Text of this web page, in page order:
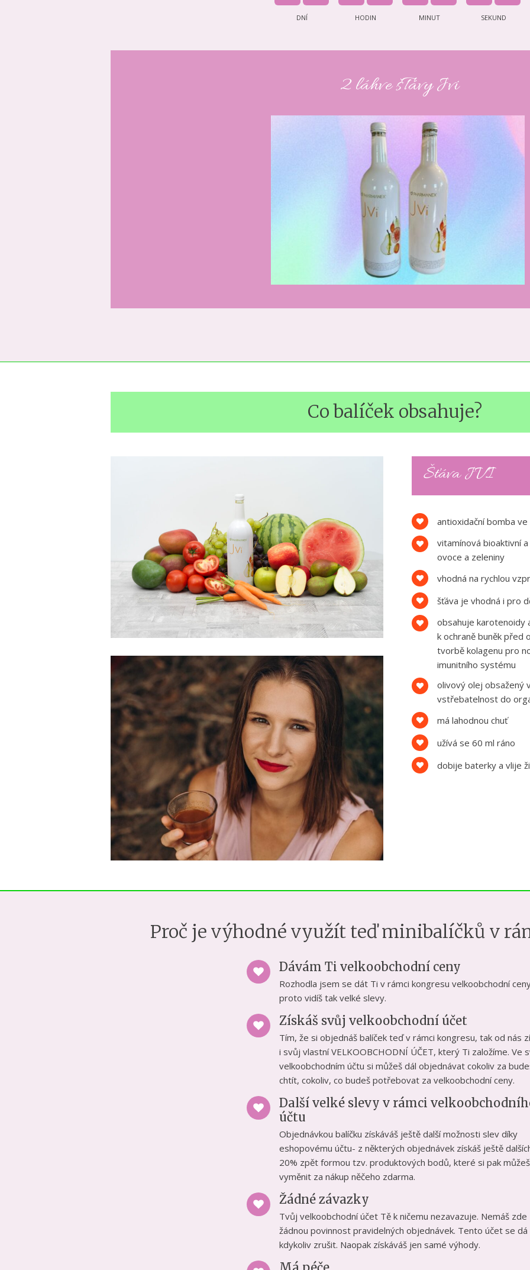
DNÍ HODIN MINUT SEKUND
2 láhve šTávy Jvi
Co balíček obsahuje?
Šťáva JVI
antioxidační bomba
vitamínová bioaktivní
ovoce a zeleniny
vhodná na rychlou
šťáva je vhodná i pro
obsahuje karotenoidy
k ochraně buněk před
tvorbě kolagenu pro
imunitního systému
olivový olej obsažený
vstřebatelnost do
má lahodnou chuť
užívá se 60 ml ráno
dobije baterky a vlije
Proč je výhodné využít teď minibalíčků v
Dávám Ti velkoobchodní ceny
Rozhodla jsem se dát Ti v rámci kongresu velkoobchodní
proto vidíš tak velké slevy.
Získáš svůj velkoobchodní účet
Tím, že si objednáš balíček teď v rámci kongresu, tak od nás
i svůj vlastní VELKOOBCHODNÍ ÚČET, který Ti založíme. Ve
velkoobchodním účtu si můžeš dál objednávat cokoliv za
chtít, cokoliv, co budeš potřebovat za velkoobchodní ceny.
Další velké slevy v rámci
účtu
Objednávkou balíčku získáváš ještě další možnosti slev díky
eshopovému účtu- z některých objednávek získáš ještě
20% zpět formou tzv. produktových bodů, které si pak můžeš
vyměnit za nákup něčeho zdarma.
Žádné závazky
Tvůj velkoobchodní účet Tě k ničemu nezavazuje. Nemáš zde
žádnou povinnost pravidelných objednávek. Tento účet se dá
kdykoliv zrušit. Naopak získáváš jen samé výhody.